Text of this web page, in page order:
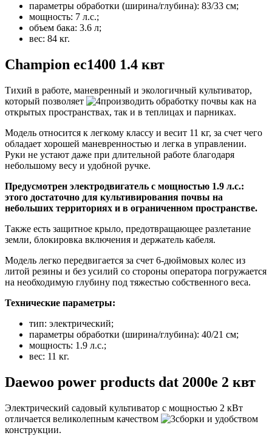
параметры обработки (ширина/глубина): 83/33 см;
мощность: 7 л.с.;
объем бака: 3.6 л;
вес: 84 кг.
Champion ec1400 1.4 квт
Тихий в работе, маневренный и экологичный культиватор,
который позволяет
производить обработку почвы как на
открытых пространствах, так и в теплицах и парниках.
Модель относится к легкому классу и весит 11 кг, за счет чего
обладает хорошей маневренностью и легка в управлении.
Руки не устают даже при длительной работе благодаря
небольшому весу и удобной ручке.
Предусмотрен электродвигатель с мощностью 1.9 л.с.:
этого достаточно для культивирования почвы на
небольших территориях и в ограниченном пространстве.
Также есть защитное крыло, предотвращающее разлетание
земли, блокировка включения и держатель кабеля.
Модель легко передвигается за счет 6-дюймовых колес из
литой резины и без усилий со стороны оператора погружается
на необходимую глубину под тяжестью собственного веса.
Технические параметры:
тип: электрический;
параметры обработки (ширина/глубина): 40/21 см;
мощность: 1.9 л.с.;
вес: 11 кг.
Daewoo power products dat 2000e 2 квт
Электрический садовый культиватор с мощностью 2 кВт
отличается великолепным качеством
сборки и удобством
конструкции.